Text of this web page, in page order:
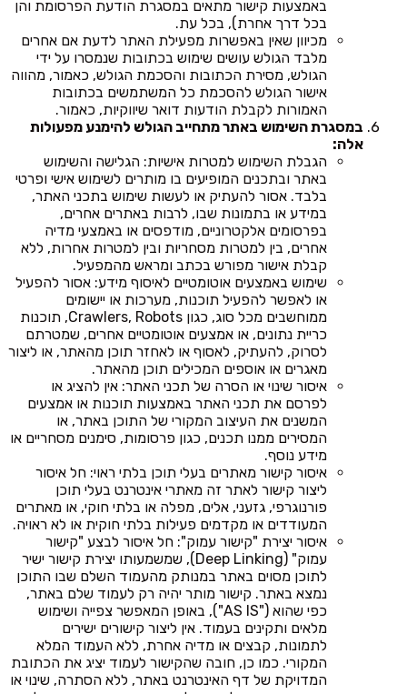
באמצעות קישור מתאים במסגרת הודעת הפרסומת והן
בכל דרך אחרת), בכל עת.
מכיוון שאין באפשרות מפעילת האתר לדעת אם אחרים
מלבד הגולש עושים שימוש בכתובות שנמסרו על ידי
הגולש, מסירת הכתובות והסכמת הגולש, כאמור, מהווה
אישור הגולש להסכמת כל המשתמשים בכתובות
האמורות לקבלת הודעות דואר שיווקיות, כאמור.
במסגרת השימוש באתר מתחייב הגולש להימנע מפעולות
אלה:
הגבלת השימוש למטרות אישיות: הגלישה והשימוש
באתר ובתכנים המופיעים בו מותרים לשימוש אישי ופרטי
בלבד. אסור להעתיק או לעשות שימוש בתכני האתר,
במידע או בתמונות שבו, לרבות באתרים אחרים,
בפרסומים אלקטרוניים, מודפסים או באמצעי מדיה
אחרים, בין למטרות מסחריות ובין למטרות אחרות, ללא
קבלת אישור מפורש בכתב ומראש מהמפעיל.
שימוש באמצעים אוטומטיים לאיסוף מידע: אסור להפעיל
או לאפשר להפעיל תוכנות, מערכות או יישומים
ממוחשבים מכל סוג, כגון Crawlers, Robots, תוכנות
כריית נתונים, או אמצעים אוטומטיים אחרים, שמטרתם
לסרוק, להעתיק, לאסוף או לאחזר תוכן מהאתר, או ליצור
מאגרים או אוספים המכילים תוכן מהאתר.
איסור שינוי או הסרה של תכני האתר: אין להציג או
לפרסם את תכני האתר באמצעות תוכנות או אמצעים
המשנים את העיצוב המקורי של התוכן באתר, או
המסירים ממנו תכנים, כגון פרסומות, סימנים מסחריים או
מידע נוסף.
איסור קישור מאתרים בעלי תוכן בלתי ראוי: חל איסור
ליצור קישור לאתר זה מאתרי אינטרנט בעלי תוכן
פורנוגרפי, גזעני, אלים, מפלה או בלתי חוקי, או מאתרים
המעודדים או מקדמים פעילות בלתי חוקית או לא ראויה.
איסור יצירת "קישור עמוק": חל איסור לבצע "קישור
עמוק" (Deep Linking), שמשמעותו יצירת קישור ישיר
לתוכן מסוים באתר במנותק מהעמוד השלם שבו התוכן
נמצא באתר. קישור מותר יהיה רק לעמוד שלם באתר,
כפי שהוא ("AS IS"), באופן המאפשר צפייה ושימוש
מלאים ותקינים בעמוד. אין ליצור קישורים ישירים
לתמונות, קבצים או מדיה אחרת, ללא העמוד המלא
המקורי. כמו כן, חובה שהקישור לעמוד יציג את הכתובת
המדויקת של דף האינטרנט באתר, ללא הסתרה, שינוי או